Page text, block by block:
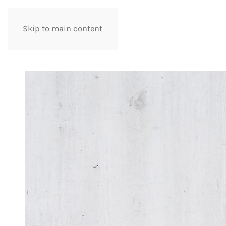
Skip to main content